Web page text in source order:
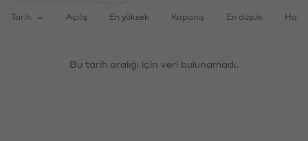
Tarih Açılış En yüksek Kapanış En düşük
Bu tarih aralığı için veri bulunamadı.